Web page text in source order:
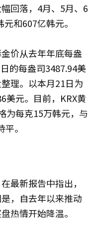
回落，4月、5月、6
和607亿韩元。
价从去年年底每盎
的每盎司3487.94美
理。以本月21日为
美元。目前，KRX黄
为每克15万韩元，与
。
最新报告中指出，
，自去年以来推动
热情开始降温。